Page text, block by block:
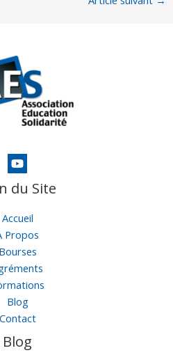
du Site
Accueil
Propos
Bourses
Blog
Contact
Blog